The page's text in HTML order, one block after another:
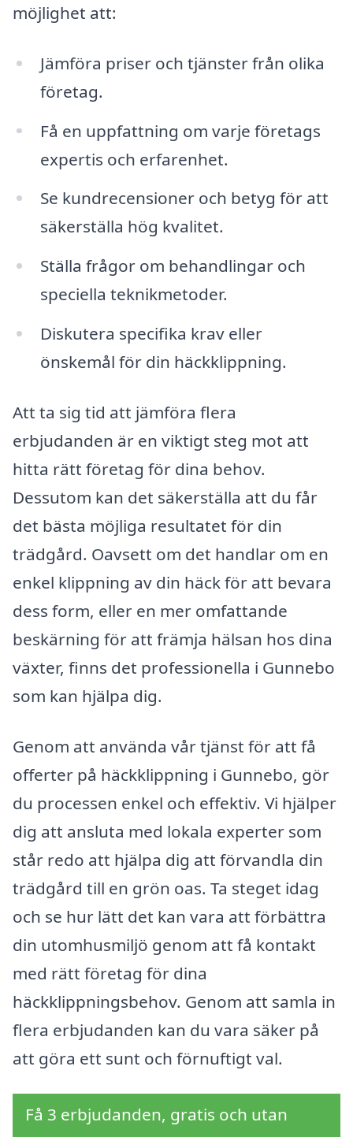
möjlighet att:
Jämföra priser och tjänster från olika
företag.
Få en uppfattning om varje företags
expertis och erfarenhet.
Se kundrecensioner och betyg för att
säkerställa hög kvalitet.
Ställa frågor om behandlingar och
speciella teknikmetoder.
Diskutera specifika krav eller
önskemål för din häckklippning.
Att ta sig tid att jämföra flera
erbjudanden är en viktigt steg mot att
hitta rätt företag för dina behov.
Dessutom kan det säkerställa att du får
det bästa möjliga resultatet för din
trädgård. Oavsett om det handlar om en
enkel klippning av din häck för att bevara
dess form, eller en mer omfattande
beskärning för att främja hälsan hos dina
växter, finns det professionella i Gunnebo
som kan hjälpa dig.
Genom att använda vår tjänst för att få
offerter på häckklippning i Gunnebo, gör
du processen enkel och effektiv. Vi hjälper
dig att ansluta med lokala experter som
står redo att hjälpa dig att förvandla din
trädgård till en grön oas. Ta steget idag
och se hur lätt det kan vara att förbättra
din utomhusmiljö genom att få kontakt
med rätt företag för dina
häckklippningsbehov. Genom att samla in
flera erbjudanden kan du vara säker på
att göra ett sunt och förnuftigt val.
Få 3 erbjudanden, gratis och utan